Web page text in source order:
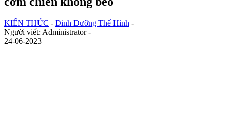
KIẾN THỨC - Dinh Dưỡng Thể Hình -
Người viết: Administrator -
24-06-2023